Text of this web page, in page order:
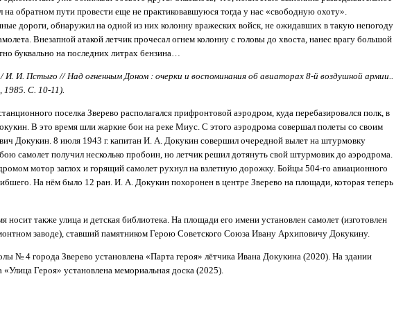
обратном пути провести еще не практиковавшуюся тогда у нас «свободную охоту».
дороги, обнаружил на одной из них колонну вражеских войск, не ожидавших в такую непогоду
Внезапной атакой летчик прочесал огнем колонну с головы до хвоста, нанес врагу большой
буквально на последних литрах бензина…
И. И. Пстыго // Над огненным Доном : очерки и воспоминания об авиаторах 8-й воздушной армии..
1985. С. 10-11).
поселка Зверево располагался прифронтовой аэродром, куда перебазировался полк, в
В это время шли жаркие бои на реке Миус. С этого аэродрома совершал полеты со своим
Докукин. 8 июля 1943 г. капитан И. А. Докукин совершил очередной вылет на штурмовку
самолет получил несколько пробоин, но летчик решил дотянуть свой штурмовик до аэродрома.
мотор заглох и горящий самолет рухнул на взлетную дорожку. Бойцы 504-го авиационного
На нём было 12 ран. И. А. Докукин похоронен в центре Зверево на площади, которая теперь
носит также улица и детская библиотека. На площади его имени установлен самолет (изготовлен
заводе), ставший памятником Герою Советского Союза Ивану Архиповичу Докукину.
№ 4 города Зверево установлена «Парта героя» лётчика Ивана Докукина (2020). На здании
Героя» установлена мемориальная доска (2025).